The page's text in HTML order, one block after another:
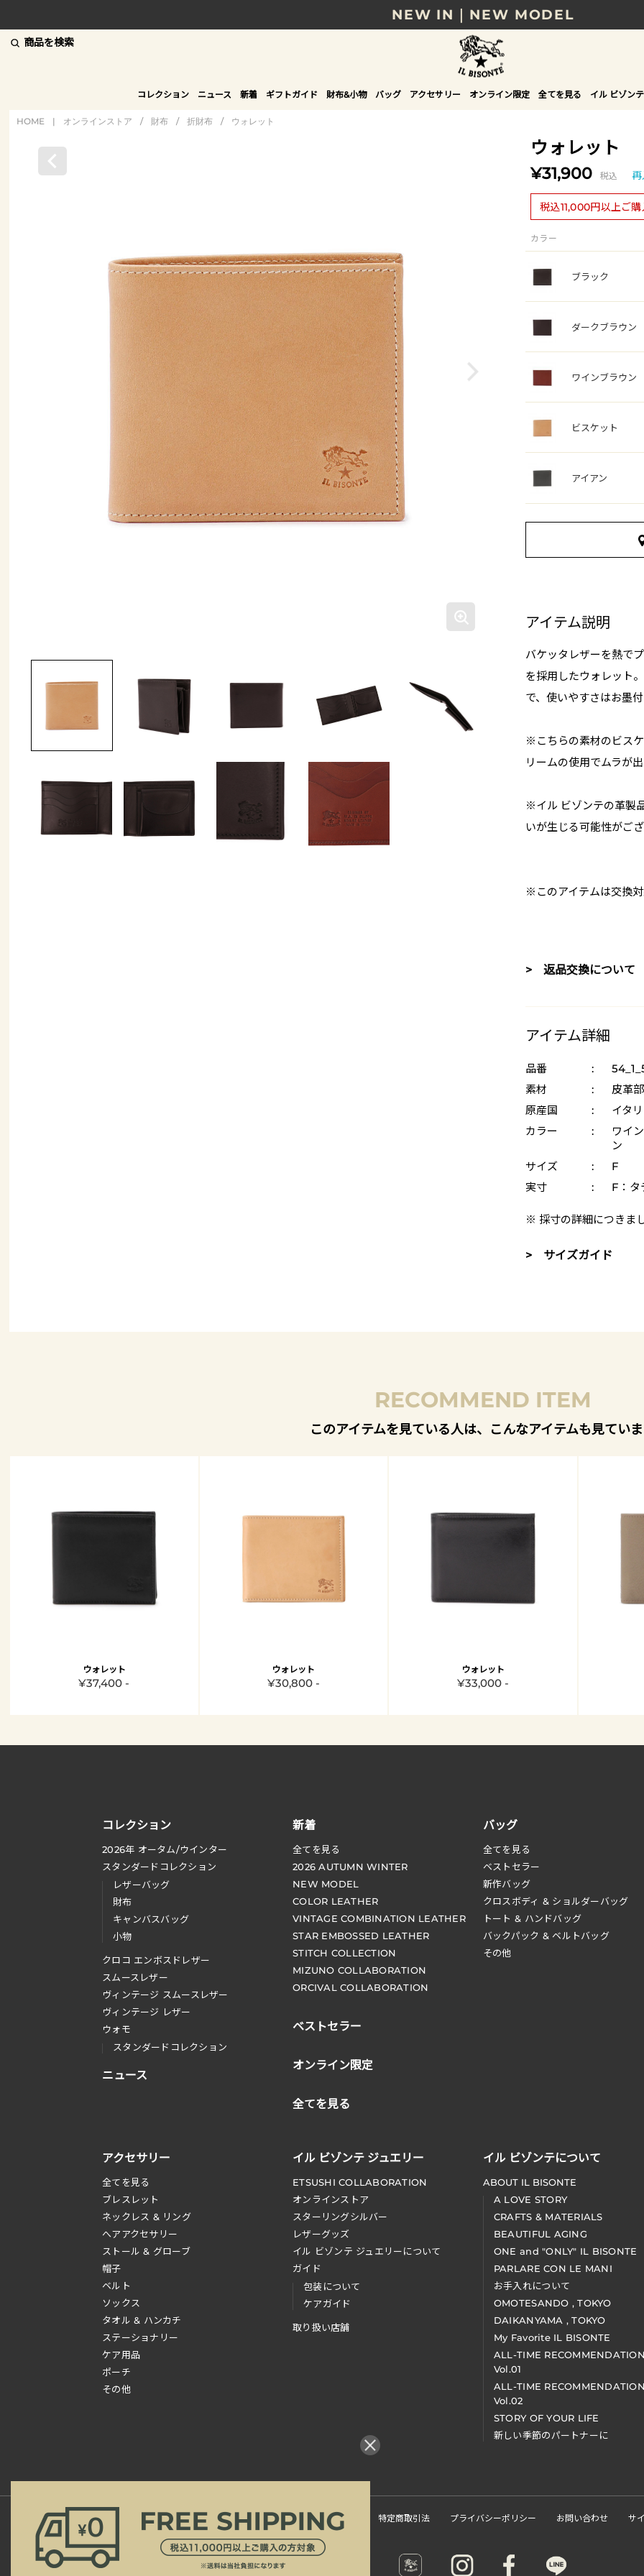
NEW IN｜NEW MODEL
8/17(月)10時まで｜税込11,000円以上で送料無
贈る相手やシーンから選べる、新しいギフトガ
NEW IN｜COLOR LEATHER
商品を検索
コレクション ニュース 新着 ギフトガイド 財布&小物 バッグ アクセサリー オンライン限定 全てを見る イル ビゾン
HOME | オンラインストア / 財布 / 折財布 / ウォレット
ウォレット
¥31,900 税込 再
税込11,000円以上ご
カラー
ブラック
ダークブラウン
ワインブラウン
ビスケット
アイアン
アイテム説明
バケッタレザーを熱で
を採用したウォレット
で、使いやすさはお墨
※こちらの素材のビス
リームの使用でムラが
※イル ビゾンテの革製
いが生じる可能性がご
※このアイテムは交換
> 返品交換について
アイテム詳細
品番 :
素材
:
皮革
原産国
:
イタ
カラー
:
ワイ
ン
サイズ
:
F
実寸
: F：タ
※ 採寸の詳細につきま
> サイズガイド
RECOMMEND ITEM
このアイテムを見ている人は、こんなアイテムも見てい
ウォレット
¥37,400 -
ウォレット
¥30,800 -
ウォレット
¥33,000 -
コレクション
2026年 オータム/ウインター
スタンダードコレクション
レザーバッグ
財布
キャンバスバッグ
小物
クロコ エンボスドレザー
スムースレザー
ヴィンテージ スムースレザー
ヴィンテージ レザー
ウォモ
スタンダードコレクション
ニュース
新着
全てを見る
2026 AUTUMN WINTER
NEW MODEL
COLOR LEATHER
VINTAGE COMBINATION LEATHER
STAR EMBOSSED LEATHER
STITCH COLLECTION
MIZUNO COLLABORATION
ORCIVAL COLLABORATION
ベストセラー
オンライン限定
全てを見る
バッグ
全てを見る
ベストセラー
新作バッグ
クロスボディ & ショルダーバッグ
トート & ハンドバッグ
バックパック & ベルトバッグ
その他
アクセサリー
全てを見る
ブレスレット
ネックレス & リング
へアアクセサリー
ストール & グローブ
帽子
ベルト
ソックス
タオル & ハンカチ
ステーショナリー
ケア用品
ポーチ
その他
イル ビゾンテ ジュエリー
ETSUSHI COLLABORATION
オンラインストア
スターリングシルバー
レザーグッズ
イル ビゾンテ ジュエリーについて
ガイド
包装について
ケアガイド
取り扱い店舗
イル ビゾンテについて
ABOUT IL BISONTE
A LOVE STORY
CRAFTS & MATERIALS
BEAUTIFUL AGING
ONE and "ONLY" IL BISONTE
PARLARE CON LE MANI
お手入れについて
OMOTESANDO , TOKYO
DAIKANYAMA , TOKYO
My Favorite IL BISONTE
ALL-TIME
Vol.01
ALL-TIME
Vol.02
STORY OF YOUR LIFE
新しい季節のパートナーに
新規会員登録 ご利用規約 ご利用ガイド よくある質問 特定商取引法 プライバシーポリシー お問い合わせ サ